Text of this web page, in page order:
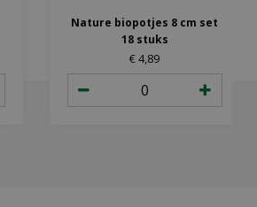
Nature biopotjes 8 cm set
18 stuks
€4,89